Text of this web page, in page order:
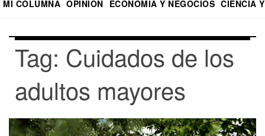
MI COLUMNA OPINIÓN ECONOMÍA Y NEGOCIOS CIENCIA
Tag: Cuidados de los
adultos mayores